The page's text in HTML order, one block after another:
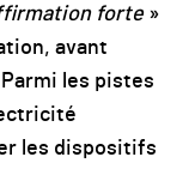
forte»
avant
les pistes
les dispositifs